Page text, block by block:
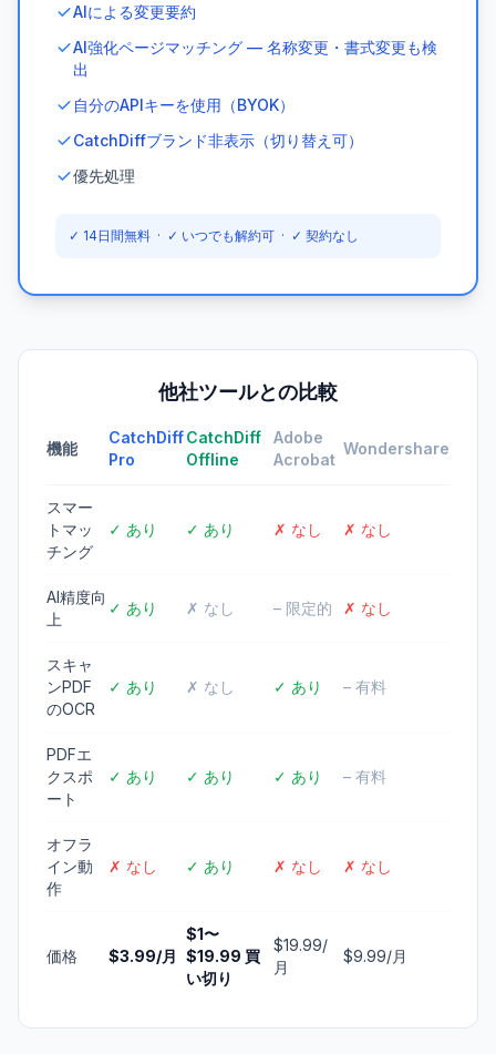
AIによる変更要約
AI強化ページマッチング — 名称変更・書式変更も検
出
自分のAPIキーを使用（BYOK）
CatchDiffブランド非表示（切り替え可）
優先処理
✓ 14日間無料 · ✓ いつでも解約可 · ✓ 契約なし
他社ツールとの比較
機能
CatchDiff
Pro
CatchDiff
Offline
Adobe
Acrobat
Wondershare
スマー
トマッ
チング
✓ あり ✓ あり ✗ なし ✗ なし
AI精度向
上
✓ あり ✗ なし – 限定的 ✗ なし
スキャ
ンPDF
のOCR
✓ あり ✗ なし ✓ あり – 有料
PDFエ
クスポ
ート
✓ あり ✓ あり ✓ あり – 有料
オフラ
イン動
作
✗ なし ✓ あり ✗ なし ✗ なし
価格 $3.99/月
$1〜
$19.99 買
い切り
$19.99/
月
$9.99/月